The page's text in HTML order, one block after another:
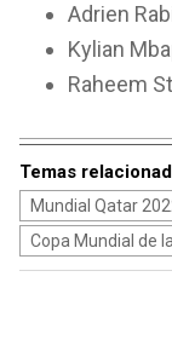
Adrien
Kylian
Raheem
Temas
Mundial Qatar
Copa Mundial de